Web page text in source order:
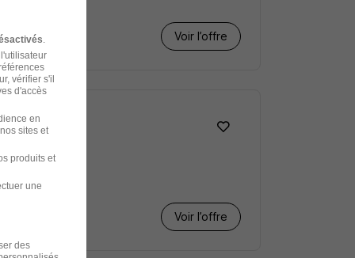
Voir l’offre
Voir l’offre
vérifier s'il
d'accès
en
sites et
produits et
une
des